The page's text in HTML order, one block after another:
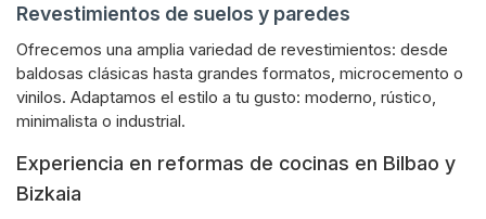
Revestimientos de suelos y paredes
Ofrecemos una amplia variedad de revestimientos: desde
baldosas clásicas hasta grandes formatos, microcemento o
vinilos. Adaptamos el estilo a tu gusto: moderno, rústico,
minimalista o industrial.
Experiencia en reformas de cocinas en Bilbao y
Bizkaia